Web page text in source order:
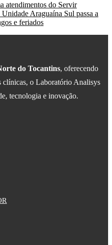
atendimentos do Servir
Araguaína Sul passa a
e feriados
do Tocantins, oferecendo
clínicas, o Laboratório Analisys
tecnologia e inovação.